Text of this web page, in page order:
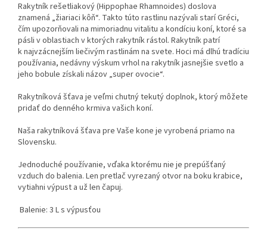
Rakytník rešetliakový (Hippophae Rhamnoides) doslova
znamená „žiariaci kôň“. Takto túto rastlinu nazývali starí Gréci,
čím upozorňovali na mimoriadnu vitalitu a kondíciu koní, ktoré sa
pásli v oblastiach v ktorých rakytník rástol. Rakytník patrí
k najvzácnejším liečivým rastlinám na svete. Hoci má dlhú tradíciu
používania, nedávny výskum vrhol na rakytník jasnejšie svetlo a
jeho bobule získali názov „super ovocie“.
Rakytníková šťava je veľmi chutný tekutý doplnok, ktorý môžete
pridať do denného krmiva vašich koní.
Naša rakytníková šťava pre Vaše kone je vyrobená priamo na
Slovensku.
Jednoduché používanie, vďaka ktorému nie je prepúšťaný
vzduch do balenia. Len pretlač vyrezaný otvor na boku krabice,
vytiahni výpust a už len čapuj.
Balenie: 3 L s výpusťou